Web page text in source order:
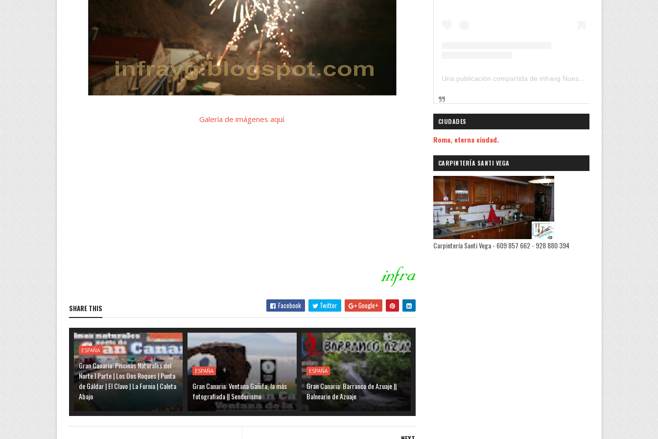
Galería de imágenes aquí.
SHARE THIS Facebook Twitter Google+
ESPAÑA
Gran Canaria: Piscinas Naturales del
Norte I Parte | Los Dos Roques | Punta
de Gáldar | El Clavo | La Furnia | Caleta
Abajo
ESPAÑA
Gran Canaria: Ventana Gañifa, la más
fotografiada || Senderismo
ESPAÑA
Gran Canaria: Barranco de Azuaje ||
Balneario de Azuaje
Una publicación compartida de infravg Nuestros Viajes (@infravg)
CIUDADES
Roma, eterna ciudad.
CARPINTERÍA SANTI VEGA
Carpintería Santi Vega - 609 857 662 - 928 880 394